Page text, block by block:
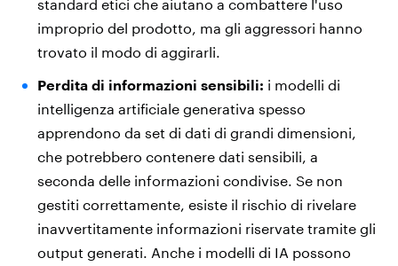
standard etici che aiutano a combattere l'uso
improprio del prodotto, ma gli aggressori hanno
trovato il modo di aggirarli.
Perdita di informazioni sensibili: i modelli di
intelligenza artificiale generativa spesso
apprendono da set di dati di grandi dimensioni,
che potrebbero contenere dati sensibili, a
seconda delle informazioni condivise. Se non
gestiti correttamente, esiste il rischio di rivelare
inavvertitamente informazioni riservate tramite gli
output generati. Anche i modelli di IA possono